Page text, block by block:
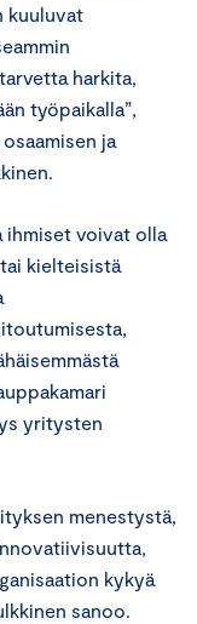
kuuluvat
harkita,
työpaikalla”,
ja
ihmiset voivat olla
kielteisistä
yritysten
menestystä,
kykyä
sanoo.